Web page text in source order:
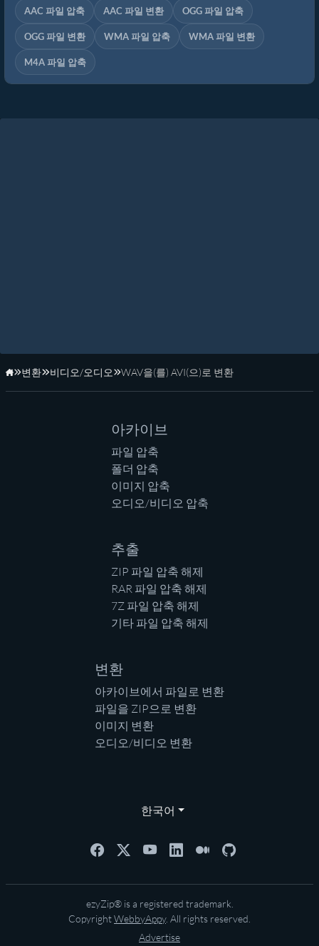
AAC 파일 압축 AAC 파일 변환 OGG 파일 압축
OGG 파일 변환 WMA 파일 압축 WMA 파일 변환
M4A 파일 압축
홈페이지
변환 비디오/오디오 WAV을(를) AVI(으)로 변환
아카이브
파일 압축
폴더 압축
이미지 압축
오디오/비디오 압축
추출
ZIP 파일 압축 해제
RAR 파일 압축 해제
7Z 파일 압축 해제
기타 파일 압축 해제
변환
아카이브에서 파일로 변환
파일을 ZIP으로 변환
이미지 변환
오디오/비디오 변환
한국어
ezyZip® is a registered trademark.
CopyrightWebbyAppy. All rights reserved.
Advertise